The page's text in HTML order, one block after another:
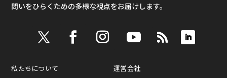
問いをひらくための多様な視点をお届けします。
私たちについて 運営会社